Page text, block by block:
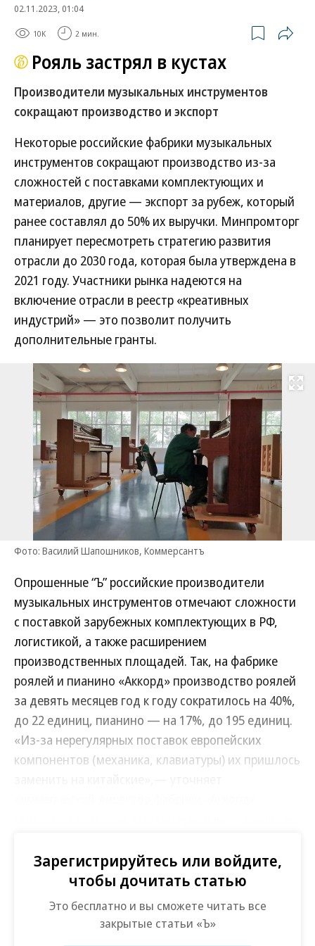
02.11.2023, 01:04
10K 2 мин.
Рояль застрял в кустах
Производители музыкальных инструментов
сокращают производство и экспорт
Некоторые российские фабрики музыкальных
инструментов сокращают производство из-за
сложностей с поставками комплектующих и
материалов, другие — экспорт за рубеж, который
ранее составлял до 50% их выручки. Минпромторг
планирует пересмотреть стратегию развития
отрасли до 2030 года, которая была утверждена в
2021 году. Участники рынка надеются на
включение отрасли в реестр «креативных
индустрий» — это позволит получить
дополнительные гранты.
Развернуть
Фото: Василий Шапошников, Коммерсантъ
Опрошенные “Ъ” российские производители
музыкальных инструментов отмечают сложности
с поставкой зарубежных комплектующих в РФ,
логистикой, а также расширением
производственных площадей. Так, на фабрике
роялей и пианино «Аккорд» производство роялей
за девять месяцев год к году сократилось на 40%,
до 22 единиц, пианино — на 17%, до 195 единиц.
«Из-за нерегулярных поставок европейских
компонентов (механика, клавиатуры) их пришлось
переходим на других производителей»,—
добавила она.
«Аккорд» планирует воспользоваться
господдержкой: локализовать запчасти для
Зарегистрируйтесь или войдите,
чтобы дочитать статью
Это бесплатно и вы сможете читать все
закрытые статьи «Ъ»